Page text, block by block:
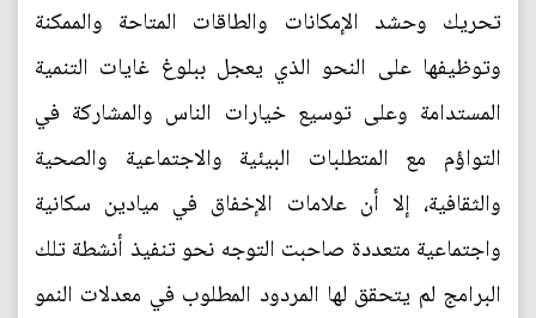
تحريك وحشد الإمكانات والطاقات المتاحة والممكنة
وتوظيفها على النحو الذي يعجل ببلوغ غايات التنمية
المستدامة وعلى توسيع خيارات الناس والمشاركة في
التواؤم مع المتطلبات البيئية والاجتماعية والصحية
والثقافية، إلا أن علامات الإخفاق في ميادين سكانية
واجتماعية متعددة صاحبت التوجه نحو تنفيذ أنشطة تلك
البرامج لم يتحقق لها المردود المطلوب في معدلات النمو